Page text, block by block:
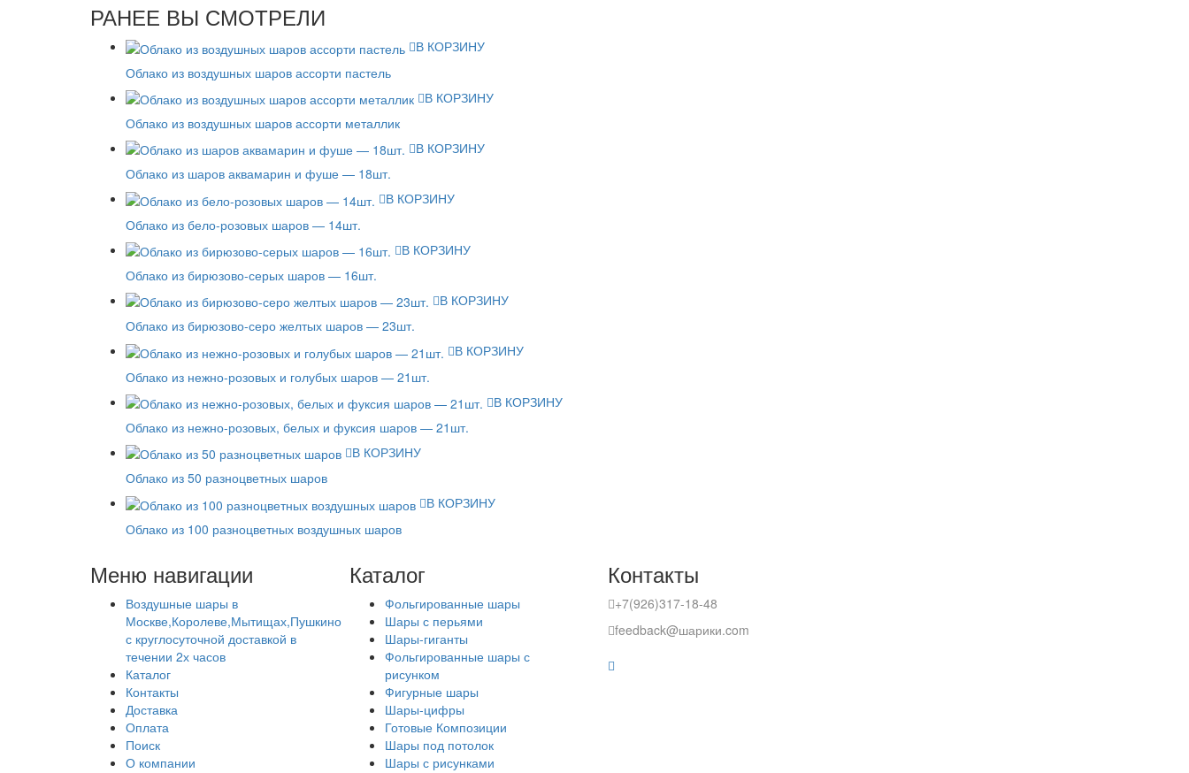
РАНЕЕ ВЫ СМОТРЕЛИ
В КОРЗИНУ
Облако из воздушных шаров ассорти пастель
В КОРЗИНУ
Облако из воздушных шаров ассорти металлик
В КОРЗИНУ
Облако из шаров аквамарин и фуше — 18шт.
В КОРЗИНУ
Облако из бело-розовых шаров — 14шт.
В КОРЗИНУ
Облако из бирюзово-серых шаров — 16шт.
В КОРЗИНУ
Облако из бирюзово-серо желтых шаров — 23шт.
В КОРЗИНУ
Облако из нежно-розовых и голубых шаров — 21шт.
В КОРЗИНУ
Облако из нежно-розовых, белых и фуксия шаров — 21шт.
В КОРЗИНУ
Облако из 50 разноцветных шаров
В КОРЗИНУ
Облако из 100 разноцветных воздушных шаров
Меню навигации
Воздушные шары в
Москве,Королеве,Мытищах,Пушкино
с круглосуточной доставкой в
течении 2х часов
Каталог
Контакты
Доставка
Оплата
Поиск
О компании
Каталог
Фольгированные шары
Шары с перьями
Шары-гиганты
Фольгированные шары с
рисунком
Фигурные шары
Шары-цифры
Готовые Композиции
Шары под потолок
Шары с рисунками
Контакты
+7(926)317-18-48
feedback@шарики.com